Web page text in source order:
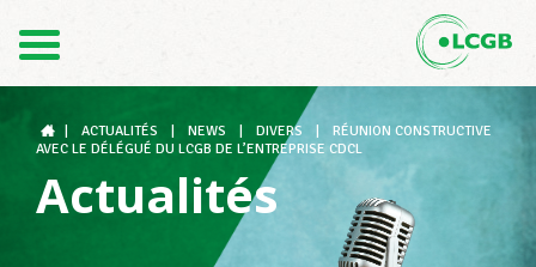
DE
Le LCGB
ACTUALITÉS NEWS DIVERS
RÉUNION CONSTRUCTIVE
AVEC LE DÉLÉGUÉ DU LCGB DE L’ENTREPRISE CDCL
Actualités